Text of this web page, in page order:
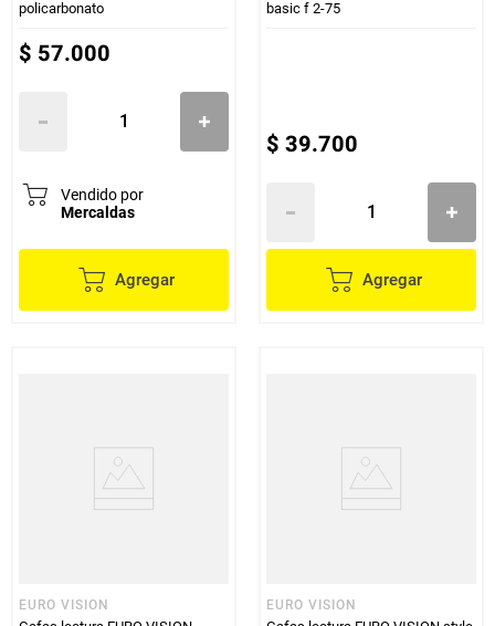
policarbonato
$ 57.000
Vendido por
Mercaldas
Agregar
basic f 2-75
$ 39.700
Agregar
EURO VISION EURO VISION